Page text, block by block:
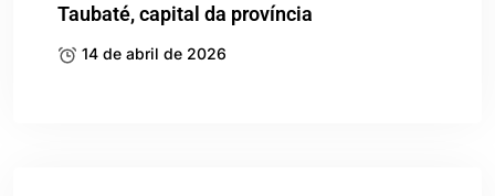
Taubaté, capital da província
14 de abril de 2026